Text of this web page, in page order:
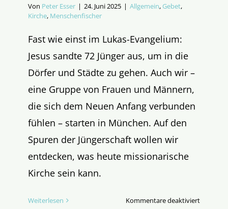
Von Peter Esser | 24. Juni 2025 | Allgemein,Gebet,
Kirche, Menschenfischer
Fast wie einst im Lukas-Evangelium:
Jesus sandte 72 Jünger aus, um in die
Dörfer und Städte zu gehen. Auch wir –
eine Gruppe von Frauen und Männern,
die sich dem Neuen Anfang verbunden
fühlen – starten in München. Auf den
Spuren der Jüngerschaft wollen wir
entdecken, was heute missionarische
Kirche sein kann.
Weiterlesen Kommentare deaktiviertfür